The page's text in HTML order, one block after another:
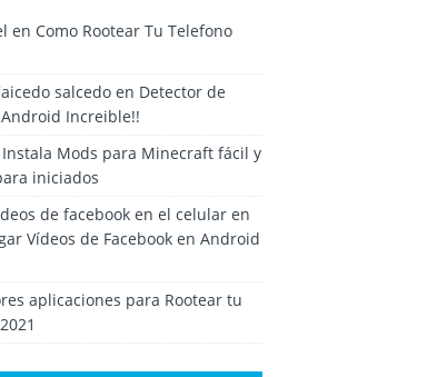
en Como Rootear Tu Telefono
salcedoen Detector de
Increible!!
Instala Mods para Minecraft fácil y
iniciados
de facebook en el celularen
Vídeos de Facebook en Android
aplicaciones para Rootear tu